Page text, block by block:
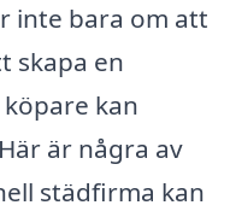
inte bara om att
skapa en
kan
är några av
städfirma kan